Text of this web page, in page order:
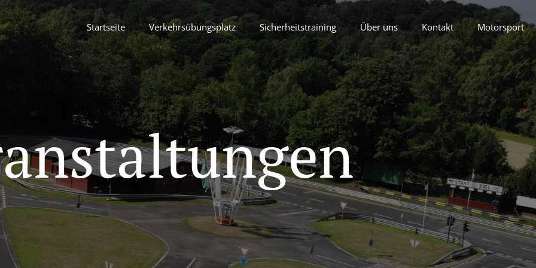
Startseite Verkehrsübungsplatz Sicherheitstraining Über uns Kontakt Motorsport